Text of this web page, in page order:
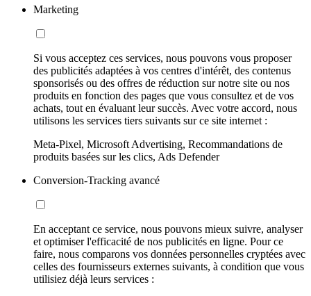
Marketing
Si vous acceptez ces services, nous pouvons vous proposer
des publicités adaptées à vos centres d'intérêt, des contenus
sponsorisés ou des offres de réduction sur notre site ou nos
produits en fonction des pages que vous consultez et de vos
achats, tout en évaluant leur succès. Avec votre accord, nous
utilisons les services tiers suivants sur ce site internet :
Meta-Pixel, Microsoft Advertising, Recommandations de
produits basées sur les clics, Ads Defender
Conversion-Tracking avancé
En acceptant ce service, nous pouvons mieux suivre, analyser
et optimiser l'efficacité de nos publicités en ligne. Pour ce
faire, nous comparons vos données personnelles cryptées avec
celles des fournisseurs externes suivants, à condition que vous
utilisiez déjà leurs services :